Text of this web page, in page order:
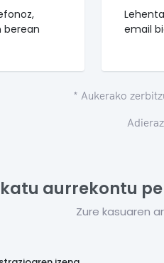
berean
email
* Aukerako
aurrekontu
Zure kasuaren